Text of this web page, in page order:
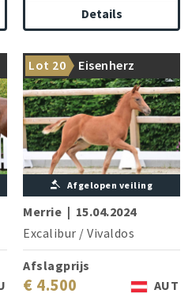
Details
Lot 20 Eisenherz
From the direct dam line of
Rohdiamant and Royal
Diamond
Afgelopen veiling
Merrie | 15.04.2024
Excalibur / Vivaldos
Afslagprijs
€ 4.500 AUT